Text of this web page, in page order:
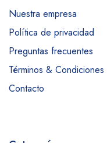
Nuestra empresa
Política de privacidad
Preguntas frecuentes
Términos & Condiciones
Contacto